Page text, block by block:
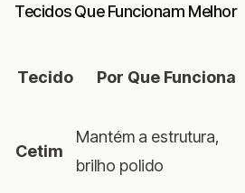
Tecidos Que Funcionam Melhor
Tecido Por Que Funciona
Cetim
Mantém a estrutura,
brilho polido